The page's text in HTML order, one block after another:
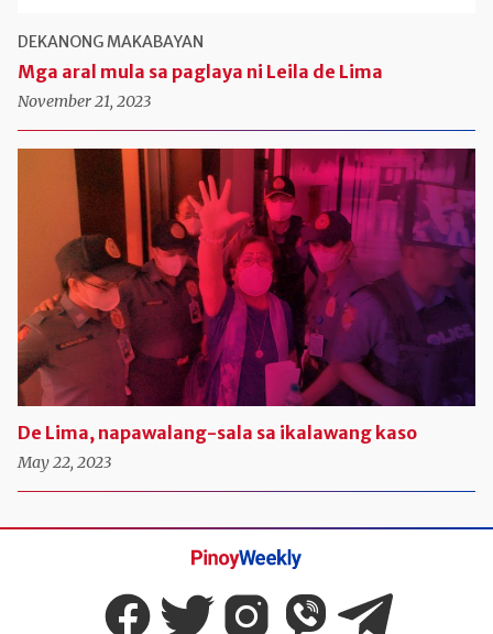
DEKANONG MAKABAYAN
Mga aral mula sa paglaya ni Leila de Lima
November 21, 2023
De Lima, napawalang-sala sa ikalawang kaso
May 22, 2023
Pinoy
Weekly